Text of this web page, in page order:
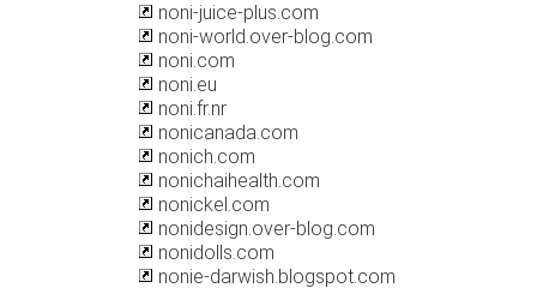
noni-juice-plus.com
noni-world.over-blog.com
noni.com
noni.eu
noni.fr.nr
nonicanada.com
nonich.com
nonichaihealth.com
nonickel.com
nonidesign.over-blog.com
nonidolls.com
nonie-darwish.blogspot.com